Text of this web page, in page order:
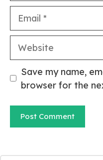
Email
Website
Save my name,
browser for the